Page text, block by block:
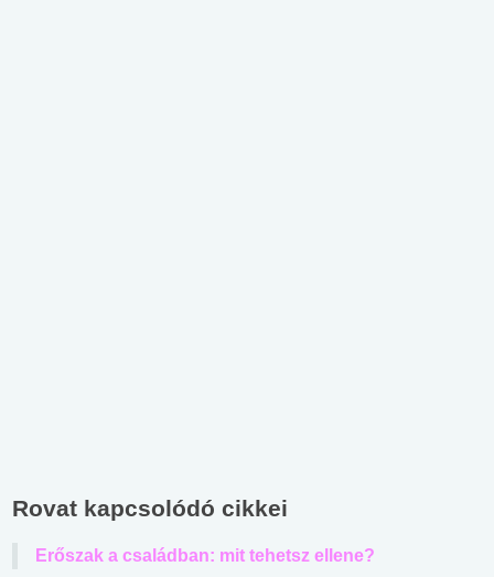
Rovat kapcsolódó cikkei
Erőszak a családban: mit tehetsz ellene?